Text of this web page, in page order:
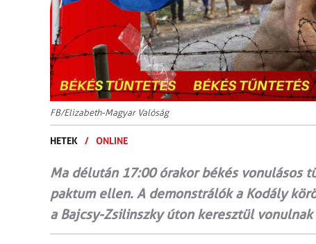
FB/Elizabeth-Magyar Valóság
HETEK / ONLINE
Ma délután 17:00 órakor békés vonulásos
paktum ellen. A demonstrálók a Kodály
a Bajcsy-Zsilinszky úton keresztül